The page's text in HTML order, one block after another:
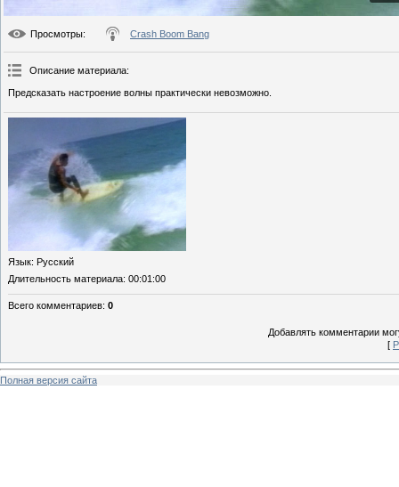
Просмотры: Crash Boom Bang
Описание материала:
Предсказать настроение волны практически невозможно.
Язык: Русский
Длительность материала: 00:01:00
Всего комментариев: 0
Добавлять комментарии
[
Полная версия сайта